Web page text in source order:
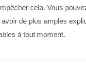
cela. Vous
de plus amples
à tout moment.